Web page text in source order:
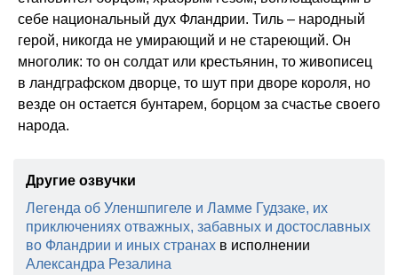
себе национальный дух Фландрии. Тиль – народный
герой, никогда не умирающий и не стареющий. Он
многолик: то он солдат или крестьянин, то живописец
в ландграфском дворце, то шут при дворе короля, но
везде он остается бунтарем, борцом за счастье своего
народа.
Другие озвучки
Легенда об Уленшпигеле и Ламме Гудзаке, их
приключениях отважных, забавных и достославных
во Фландрии и иных странах в исполнении
Александра Резалина